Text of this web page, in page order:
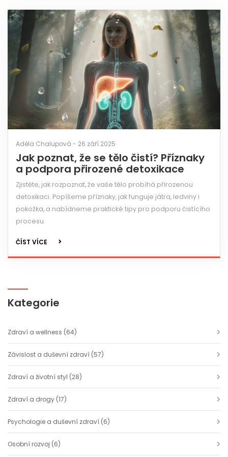
Adéla Chalupová - 26 září 2025
Jak poznat, že se tělo čistí? Příznaky
a podpora přirozené detoxikace
Zjistěte, jak rozpoznat, že vaše tělo probíhá přirozenou
detoxikaci. Popíšeme příznaky, jak funguje játra, ledviny i
pokožka, a nabídneme praktické tipy pro podporu čistícího
procesu.
ČÍST VÍCE
Kategorie
Zdraví a wellness (64)
Závislost a duševní zdraví (57)
Zdraví a životní styl (28)
Zdraví a drogy (17)
Psychologie a duševní zdraví (6)
Osobní rozvoj (6)